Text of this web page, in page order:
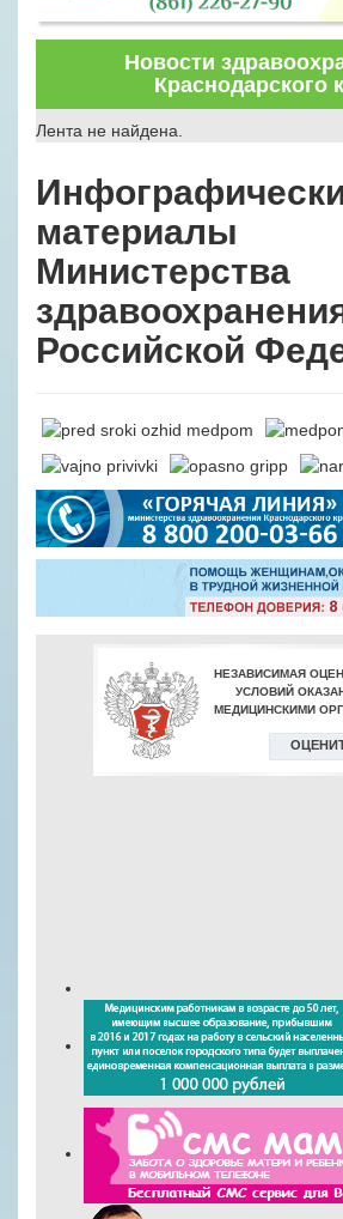
Новости
Краснодарского
Лента не найдена.
материалы
Министерства
Российской